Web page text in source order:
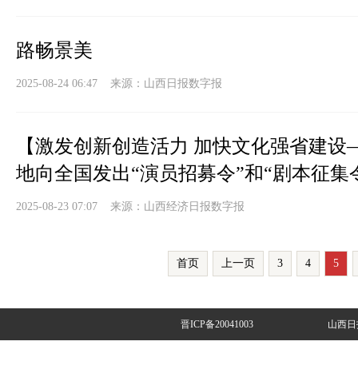
路畅景美
2025-08-24 06:47 来源： 山西日报数字报
【激发创新创造活力 加快文化强省建
地向全国发出“演员招募令”和“剧本征集
2025-08-23 07:07 来源： 山西经济日报数字报
首页 上一页 3 4 5
晋ICP备20041003 山西